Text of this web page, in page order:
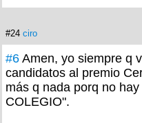
#24 ciro
#6 Amen, yo siempre q
candidatos al premio
más q nada porq no
COLEGIO".